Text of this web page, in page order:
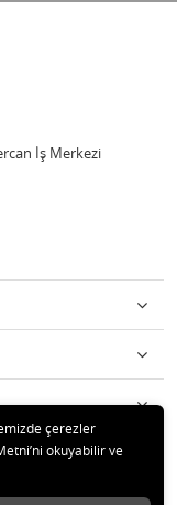
İş Merkezi
Tüm hakları
çerezler
okuyabilir ve